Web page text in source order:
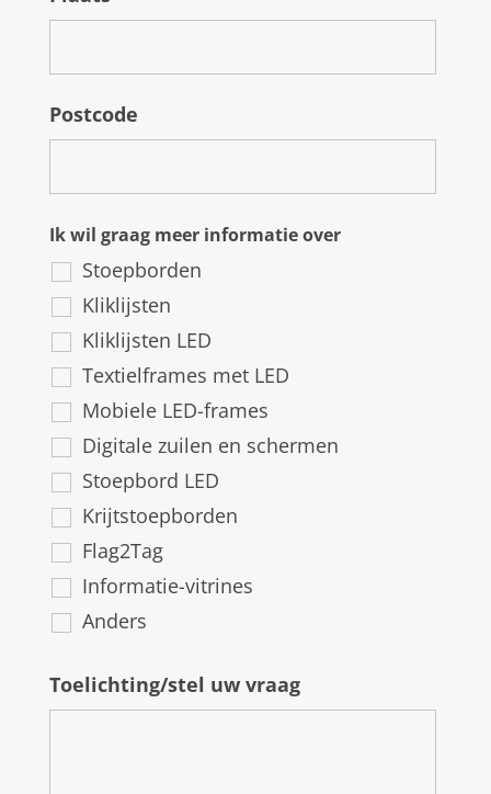
Postcode
Ik wil graag meer informatie over
Stoepborden
Kliklijsten
Kliklijsten LED
Textielframes met LED
Mobiele LED-frames
Digitale zuilen en schermen
Stoepbord LED
Krijtstoepborden
Flag2Tag
Informatie-vitrines
Anders
Toelichting/stel uw vraag